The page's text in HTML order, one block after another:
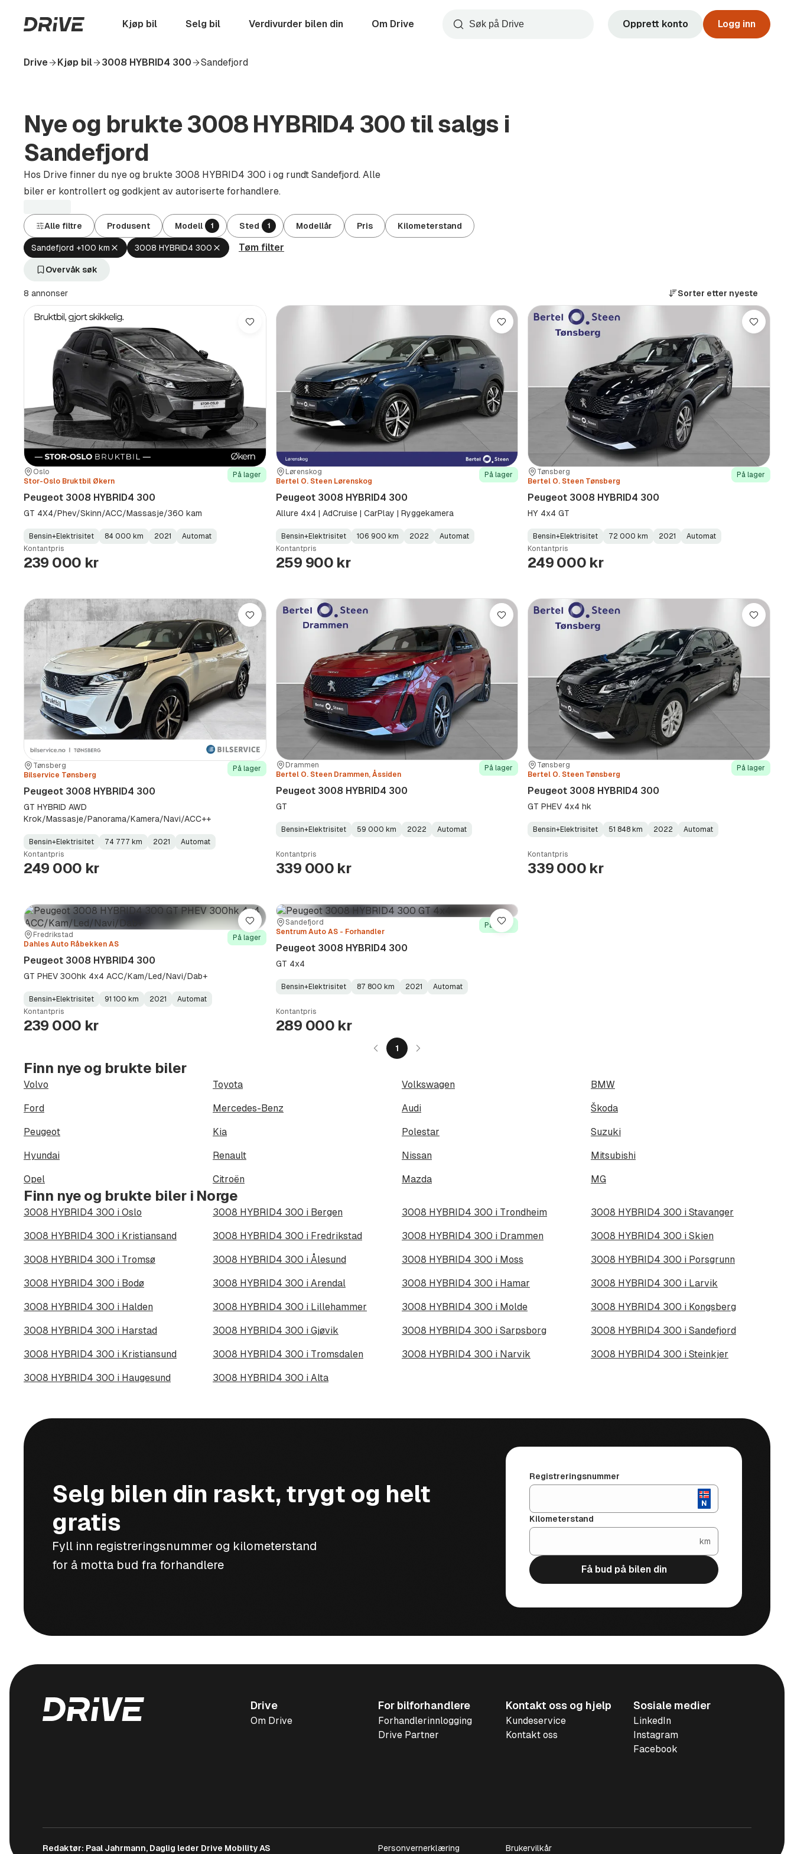
hovedinnhold
Startside Kjøp bil Selg bil Verdivurder bilen din Om Drive Opprett konto Logg inn
Søk
Drive Kjøp bil 3008 HYBRID4 300 Sandefjord
Nye og brukte 3008 HYBRID4 300 til salgs i
Sandefjord
Hos Drive finner du nye og brukte 3008 HYBRID4 300 i og rundt Sandefjord. Alle
biler er kontrollert og godkjent av autoriserte forhandlere.
Alle filtre Produsent Modell 1 Sted 1 Modellår Pris Kilometerstand
Sandefjord +100 km Fjern
aktivt
(Sted)
3008 HYBRID4 300 Fjern
aktivt
Tøm filter
Overvåk søk
8 annonser Sorter etter nyeste
Sted:
Oslo
Forhandler:
Stor-Oslo Bruktbil Økern
På lager
Peugeot 3008 HYBRID4 300
GT 4X4/Phev/Skinn/ACC/Massasje/360 kam
Fuel
Type:
Bensin+Elektrisitet
Kilometerstand: 84 000 km
Model
Year:
2021
Gearbox
Type:
Automat
Kontantpris
239 000 kr
Lagre
Sted:
Lørenskog
Forhandler:
Bertel O. Steen Lørenskog
På lager
Peugeot 3008 HYBRID4 300
Allure 4x4 | AdCruise | CarPlay | Ryggekamera
Fuel
Type:
Bensin+Elektrisitet
Kilometerstand: 106 900 km
Model
Year:
2022
Gearbox
Type:
Automat
Kontantpris
259 900 kr
Lagre
Sted:Tønsberg
Forhandler:
Bertel O. Steen Tønsberg
På lager
Peugeot 3008 HYBRID4 300
HY 4x4 GT
Fuel
Type:
Bensin+Elektrisitet
Kilometerstand: 72 000 km
Model
Year:
2021
Gearbox
Type:
Automat
Kontantpris
249 000 kr
Lagre
Sted:Tønsberg
Forhandler:
Bilservice Tønsberg
På lager
Peugeot 3008 HYBRID4 300
GT HYBRID AWD
Krok/Massasje/Panorama/Kamera/Navi/ACC++
Fuel
Type:
Bensin+Elektrisitet
Kilometerstand: 74 777 km
Model
Year:
2021
Gearbox
Type:
Automat
Kontantpris
249 000 kr
Lagre
Sted:Drammen
Forhandler:
Bertel O. Steen Drammen, Åssiden
På lager
Peugeot 3008 HYBRID4 300
GT
Fuel
Bensin+Elektrisitet
Kilometerstand: 59 000 km
Model
2022
Gearbox
Automat
Kontantpris
339 000 kr
Lagre
Sted:Tønsberg
Forhandler:
Bertel O. Steen Tønsberg
På lager
Peugeot 3008 HYBRID4 300
GT PHEV 4x4 hk
Fuel
Bensin+Elektrisitet
Kilometerstand: 51 848 km
Model
2022
Gearbox
Automat
Kontantpris
339 000 kr
Lagre
Sted:
Fredrikstad
Forhandler:
Dahles Auto Råbekken AS
På lager
Peugeot 3008 HYBRID4 300
GT PHEV 300hk 4x4 ACC/Kam/Led/Navi/Dab+
Fuel
Type:
Bensin+Elektrisitet
Kilometerstand: 91 100 km
Model
Year:
2021
Gearbox
Type:
Automat
Kontantpris
239 000 kr
Lagre Sted:
Sandefjord
Forhandler:
Sentrum Auto AS - Forhandler
På lager
Peugeot 3008 HYBRID4 300
GT 4x4
Fuel
Bensin+Elektrisitet
Kilometerstand: 87 800 km
Model
2021
Gearbox
Automat
Kontantpris
289 000 kr
Lagre
1
Finn nye og brukte biler
Volvo Toyota Volkswagen BMW
Ford Mercedes-Benz Audi Škoda
Peugeot Kia Polestar Suzuki
Hyundai Renault Nissan Mitsubishi
Opel Citroën Mazda MG
Finn nye og brukte biler i Norge
3008 HYBRID4 300 i Oslo 3008 HYBRID4 300 i Bergen 3008 HYBRID4 300 i Trondheim 3008 HYBRID4 300 i Stavanger
3008 HYBRID4 300 i Kristiansand 3008 HYBRID4 300 i Fredrikstad 3008 HYBRID4 300 i Drammen 3008 HYBRID4 300 i Skien
3008 HYBRID4 300 i Tromsø 3008 HYBRID4 300 i Ålesund 3008 HYBRID4 300 i Moss 3008 HYBRID4 300 i Porsgrunn
3008 HYBRID4 300 i Bodø 3008 HYBRID4 300 i Arendal 3008 HYBRID4 300 i Hamar 3008 HYBRID4 300 i Larvik
3008 HYBRID4 300 i Halden 3008 HYBRID4 300 i Lillehammer 3008 HYBRID4 300 i Molde 3008 HYBRID4 300 i Kongsberg
3008 HYBRID4 300 i Harstad 3008 HYBRID4 300 i Gjøvik 3008 HYBRID4 300 i Sarpsborg 3008 HYBRID4 300 i Sandefjord
3008 HYBRID4 300 i Kristiansund 3008 HYBRID4 300 i Tromsdalen 3008 HYBRID4 300 i Narvik 3008 HYBRID4 300 i Steinkjer
3008 HYBRID4 300 i Haugesund 3008 HYBRID4 300 i Alta
Selg bilen din raskt, trygt og helt
gratis
Fyll inn registreringsnummer og kilometerstand
for å motta bud fra forhandlere
Registreringsnummer
Kilometerstand
km
Få bud på bilen din
Drive
Om Drive
For bilforhandlere
Forhandlerinnlogging
Drive Partner
Kontakt oss og hjelp
Kundeservice
Kontakt oss
Sosiale medier
LinkedIn
Instagram
Facebook
Redaktør: Paal Jahrmann, Daglig leder Drive Mobility AS Personvernerklæring Brukervilkår